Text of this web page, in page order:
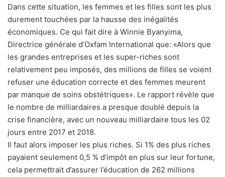
Dans cette situation, les femmes et les filles sont les plus
durement touchées par la hausse des inégalités
économiques. Ce qui fait dire à Winnie Byanyima,
Directrice générale d’Oxfam International que: «Alors que
les grandes entreprises et les super-riches sont
relativement peu imposés, des millions de filles se voient
refuser une éducation correcte et des femmes meurent
par manque de soins obstétriques». Le rapport révèle que
le nombre de milliardaires a presque doublé depuis la
crise financière, avec un nouveau milliardaire tous les 02
jours entre 2017 et 2018.
Il faut alors imposer les plus riches. Si 1% des plus riches
payaient seulement 0,5 % d’impôt en plus sur leur fortune,
cela permettrait d’assurer l’éducation de 262 millions